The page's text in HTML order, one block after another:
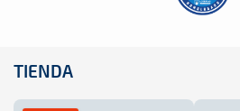
TIENDA